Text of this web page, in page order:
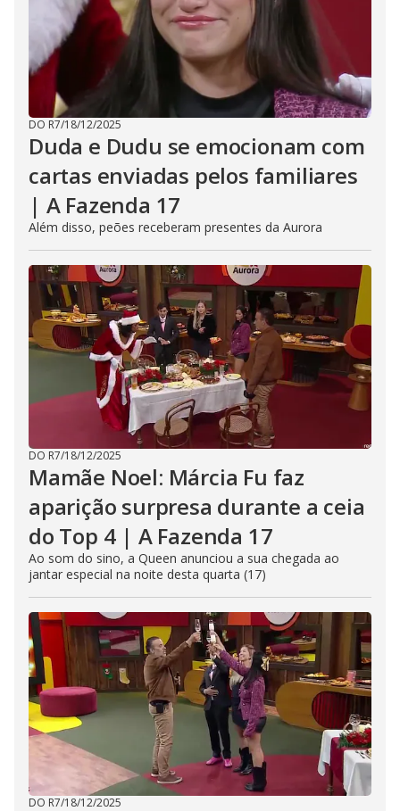
DO R7/18/12/2025
Duda e Dudu se emocionam com
cartas enviadas pelos familiares
| A Fazenda 17
Além disso, peões receberam presentes da Aurora
DO R7/18/12/2025
Mamãe Noel: Márcia Fu faz
aparição surpresa durante a ceia
do Top 4 | A Fazenda 17
Ao som do sino, a Queen anunciou a sua chegada ao
jantar especial na noite desta quarta (17)
DO R7/18/12/2025